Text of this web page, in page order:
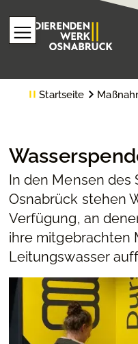
Startseite
In den Mensen des
Osnabrück stehen
Verfügung, an
ihre mitgebrachten
Leitungswasser